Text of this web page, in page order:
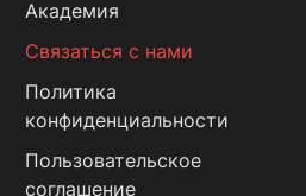
Академия
Связаться с нами
Политика
конфиденциальности
Пользовательское
соглашение